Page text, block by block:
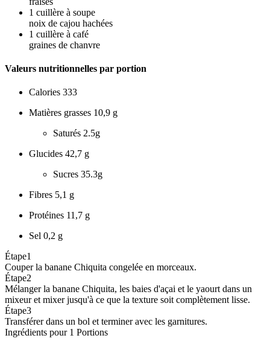
1 cuillère à soupe
noix de cajou hachées
1 cuillère à café
graines de chanvre
Valeurs nutritionnelles par portion
Calories 333
Matières grasses 10,9 g
Saturés 2.5g
Glucides 42,7 g
Sucres 35.3g
Fibres 5,1 g
Protéines 11,7 g
Sel 0,2 g
Étape1
Couper la banane Chiquita congelée en morceaux.
Étape2
Mélanger la banane Chiquita, les baies d'açai et le yaourt dans un
mixeur et mixer jusqu'à ce que la texture soit complètement lisse.
Étape3
Transférer dans un bol et terminer avec les garnitures.
Ingrédients pour 1 Portions